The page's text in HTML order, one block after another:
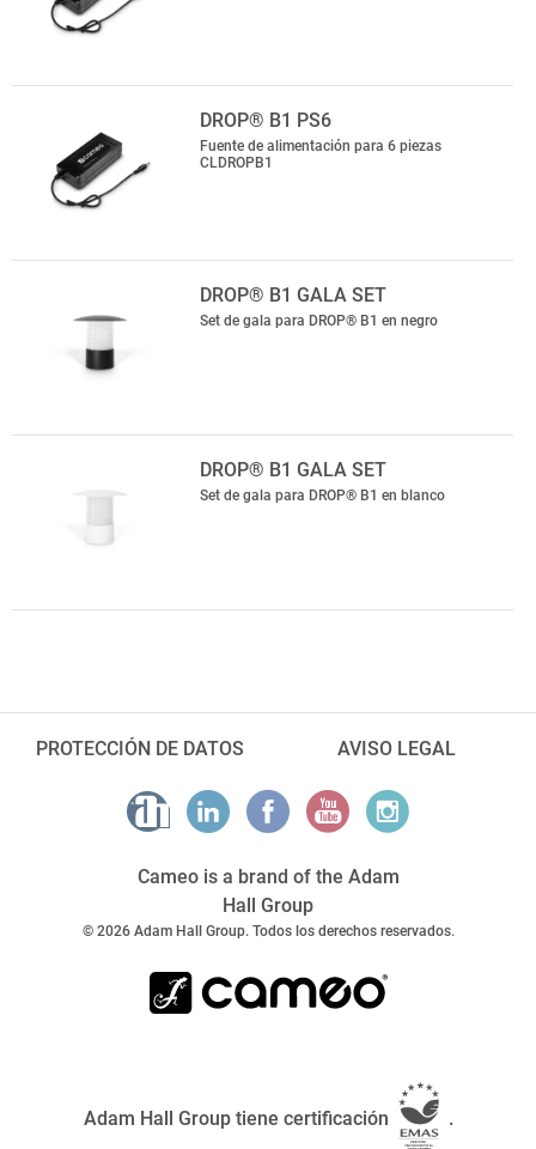
DROP® B1 PS6
Fuente de alimentación para 6 piezas
CLDROPB1
DROP® B1 GALA SET
Set de gala para DROP® B1 en negro
DROP® B1 GALA SET
Set de gala para DROP® B1 en blanco
PROTECCIÓN DE DATOS AVISO LEGAL
Cameo is a brand of the Adam
Hall Group
© 2026 Adam Hall Group. Todos los derechos reservados.
Adam Hall Group tiene certificación .